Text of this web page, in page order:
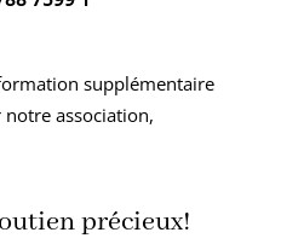
supplémentaire
association,
précieux!